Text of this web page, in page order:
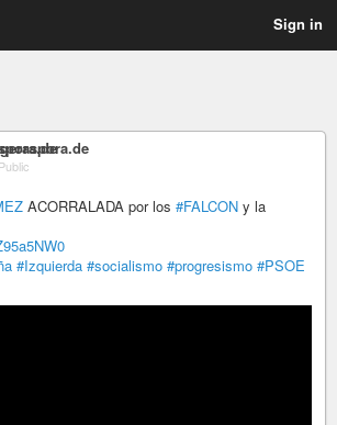
Sign in
Public
ACORRALADA por los #FALCON y la
#Izquierda #socialismo #progresismo #PSOE